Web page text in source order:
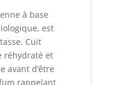
à base
est
Cuit
réhydraté et
avant d’être
rappelant